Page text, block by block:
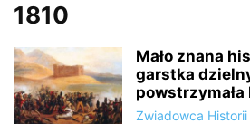
1810
Mało znana
garstka
Zwiadowca Historii